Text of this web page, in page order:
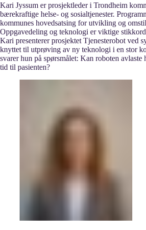
Kari Jyssum er prosjektleder i Trondheim
bærekraftige helse- og sosialtjenester.
kommunes hovedsatsing for utvikling og
Oppgavedeling og teknologi er viktige
Kari presenterer prosjektet Tjenesterobot ved
knyttet til utprøving av ny teknologi i en stor
svarer hun på spørsmålet: Kan roboten avlaste
tid til pasienten?